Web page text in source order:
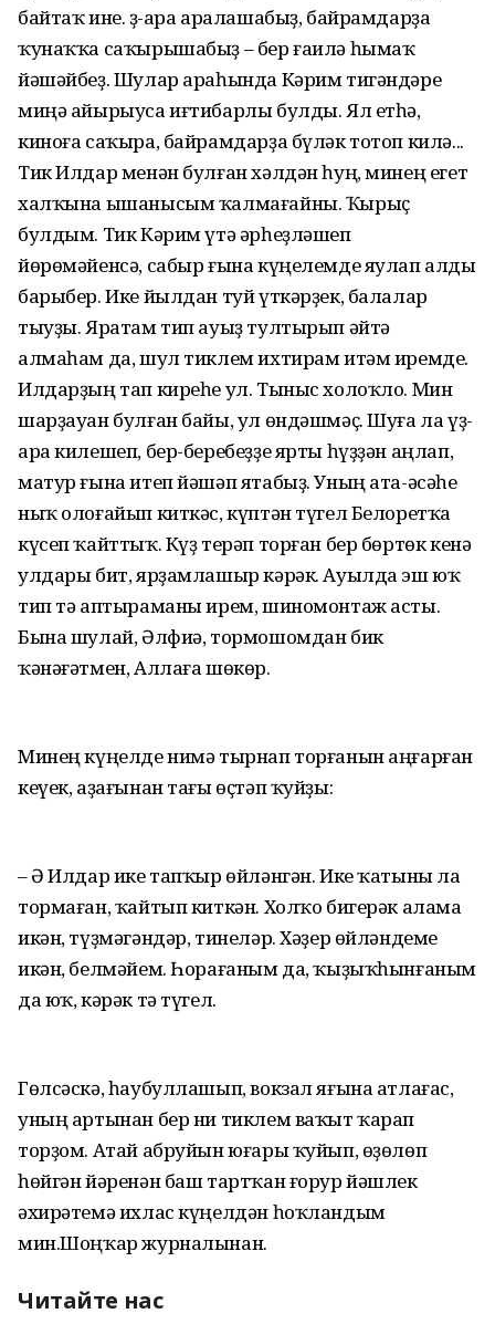
байтаҡ ине. Үҙ-ара аралашабыҙ, байрамдарҙа
ҡунаҡҡа саҡырышабыҙ – бер ғаилә һымаҡ
йәшәйбеҙ. Шулар араһында Кәрим тигәндәре
миңә айырыуса иғтибарлы булды. Ял етһә,
киноға саҡыра, байрамдарҙа бүләк тотоп килә...
Тик Илдар менән булған хәлдән һуң, минең егет
халҡына ышанысым ҡалмағайны. Ҡырыҫ
булдым. Тик Кәрим үтә әрһеҙләшеп
йөрөмәйенсә, сабыр ғына күңелемде яулап алды
барыбер. Ике йылдан туй үткәрҙек, балалар
тыуҙы. Яратам тип ауыҙ тултырып әйтә
алмаһам да, шул тиклем ихтирам итәм иремде.
Илдарҙың тап киреһе ул. Тыныс холоҡло. Мин
шарҙауан булған байы, ул өндәшмәҫ. Шуға ла үҙ-
ара килешеп, бер-беребеҙҙе ярты һүҙҙән аңлап,
матур ғына итеп йәшәп ятабыҙ. Уның ата-әсәһе
ныҡ олоғайып киткәс, күптән түгел Белоретҡа
күсеп ҡайттыҡ. Күҙ терәп торған бер бөртөк кенә
улдары бит, ярҙамлашыр кәрәк. Ауылда эш юҡ
тип тә аптыраманы ирем, шиномонтаж асты.
Бына шулай, Әлфиә, тормошомдан бик
ҡәнәғәтмен, Аллаға шөкөр.
Минең күңелде нимә тырнап торғанын аңғарған
кеүек, аҙағынан тағы өҫтәп ҡуйҙы:
– Ә Илдар ике тапҡыр өйләнгән. Ике ҡатыны ла
тормаған, ҡайтып киткән. Холҡо бигерәк алама
икән, түҙмәгәндәр, тинеләр. Хәҙер өйләндеме
икән, белмәйем. Һорағаным да, ҡыҙыҡһынғаным
да юҡ, кәрәк тә түгел.
Гөлсәскә, һаубуллашып, вокзал яғына атлағас,
уның артынан бер ни тиклем ваҡыт ҡарап
торҙом. Атай абруйын юғары ҡуйып, өҙөлөп
һөйгән йәренән баш тартҡан ғорур йәшлек
әхирәтемә ихлас күңелдән һоҡландым
мин.Шоңҡар журналынан.
Читайте нас